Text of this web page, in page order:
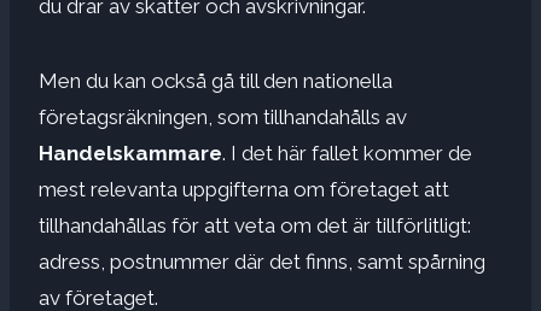
du drar av skatter och avskrivningar.
Men du kan också gå till den nationella
företagsräkningen, som tillhandahålls av
Handelskammare. I det här fallet kommer de
mest relevanta uppgifterna om företaget att
tillhandahållas för att veta om det är tillförlitligt: ​​
adress, postnummer där det finns, samt spårning
av företaget.